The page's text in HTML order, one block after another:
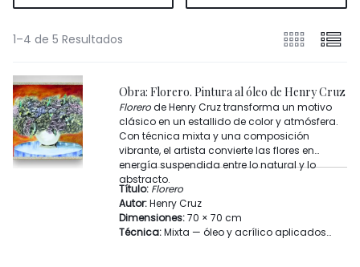
1–4 de 5 Resultados
Florerode Henry Cruz transforma un motivo
clásico en un estallido de color y atmósfera.
Con técnica mixta y una composición
vibrante, el artista convierte las flores en
energía suspendida entre lo natural y lo
abstracto.
Título: Florero
Autor:Henry Cruz
Dimensiones:70 × 70 cm
Técnica:Mixta — óleo y acrílico aplicados
Obra: Florero. Pintura al óleo de Henry Cruz